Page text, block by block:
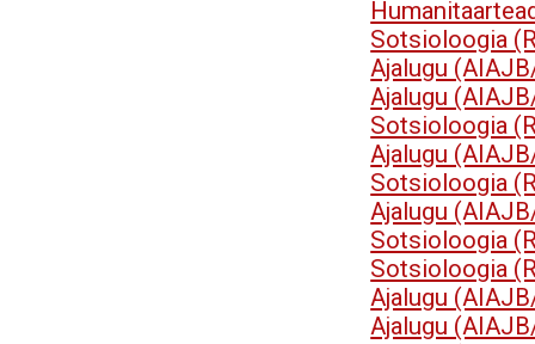
Sotsioloogia
Ajalugu
Ajalugu
Sotsioloogia
Ajalugu
Sotsioloogia
Ajalugu
Sotsioloogia
Sotsioloogia
Ajalugu
Ajalugu